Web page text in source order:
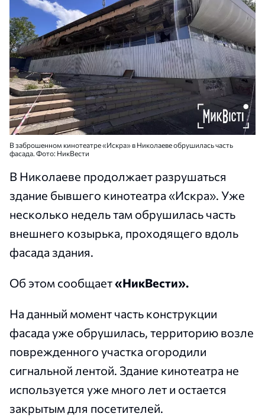
В заброшенном кинотеатре «Искра» в Николаеве обрушилась часть
фасада. Фото: НикВести
В Николаеве продолжает разрушаться
здание бывшего кинотеатра «Искра». Уже
несколько недель там обрушилась часть
внешнего козырька, проходящего вдоль
фасада здания.
Об этом сообщает«НикВести».
На данный момент часть конструкции
фасада уже обрушилась, территорию возле
поврежденного участка огородили
сигнальной лентой. Здание кинотеатра не
используется уже много лет и остается
закрытым для посетителей.